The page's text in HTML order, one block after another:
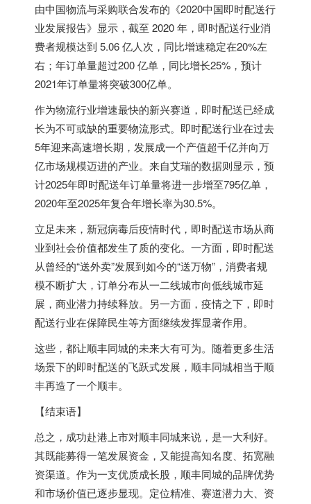
由中国物流与采购联合发布的《2020中国即时配送行
业发展报告》显示，截至 2020 年，即时配送行业消
费者规模达到 5.06 亿人次，同比增速稳定在20%左
右；年订单量超过200 亿单，同比增长25%，预计
2021年订单量将突破300亿单。
作为物流行业增速最快的新兴赛道，即时配送已经成
长为不可或缺的重要物流形式。即时配送行业在过去
5年迎来高速增长期，发展成一个产值超千亿并向万
亿市场规模迈进的产业。来自艾瑞的数据则显示，预
计2025年即时配送年订单量将进一步增至795亿单，
2020年至2025年复合年增长率为30.5%。
立足未来，新冠病毒后疫情时代，即时配送市场从商
业到社会价值都发生了质的变化。一方面，即时配送
从曾经的“送外卖”发展到如今的“送万物”，消费者规
模不断扩大，订单分布从一二线城市向低线城市延
展，商业潜力持续释放。另一方面，疫情之下，即时
配送行业在保障民生等方面继续发挥显著作用。
这些，都让顺丰同城的未来大有可为。随着更多生活
场景下的即时配送的飞跃式发展，顺丰同城相当于顺
丰再造了一个顺丰。
【结束语】
总之，成功赴港上市对顺丰同城来说，是一大利好。
其既能募得一笔发展资金，又能提高知名度、拓宽融
资渠道。作为一支优质成长股，顺丰同城的品牌优势
和市场价值已逐步显现。定位精准、赛道潜力大、资